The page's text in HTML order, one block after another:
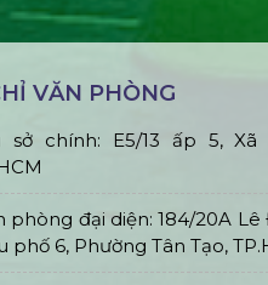
VĂN PHÒNG
sở chính: E5/13 ấp 5, Xã
phòng đại diện: 184/20A Lê
phố 6, Phường Tân Tạo,